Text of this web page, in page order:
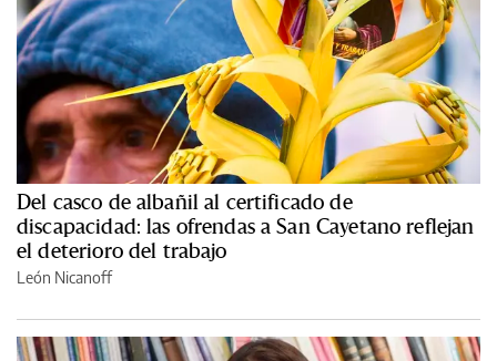
Del casco de albañil al certificado de
discapacidad: las ofrendas a San Cayetano reflejan
el deterioro del trabajo
León Nicanoff